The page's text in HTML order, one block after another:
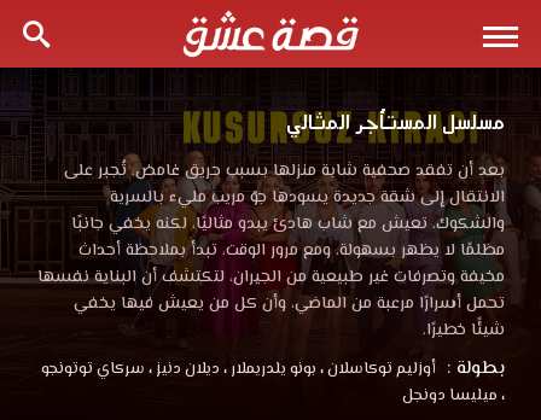
مسلسل المستأجر المثالي
بعد أن تفقد صحفية شابة منزلها بسبب حريق غامض، تُجبر على
الانتقال إلى شقة جديدة يسودها جوّ مريب مليء بالسرية
والشكوك. تعيش مع شاب هادئ يبدو مثاليًا، لكنه يخفي جانبًا
مظلمًا لا يظهر بسهولة. ومع مرور الوقت، تبدأ بملاحظة أحداث
مخيفة وتصرفات غير طبيعية من الجيران، لتكتشف أن البناية نفسها
تحمل أسرارًا مرعبة من الماضي، وأن كل من يعيش فيها يخفي
شيئًا خطيرًا.
بطولة : أوزليم توكاسلان، بونو يلدريملار ، ديلان دنيز ، سركاي توتونجو
، ميليسا دونجل